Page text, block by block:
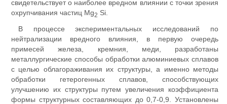
свидетельствует о наиболее вредном влиянии с точки зрения
охрупчивания частиц Mg2 Si.
В процессе экспериментальных исследований по
нейтрализации вредного влияния, в первую очередь
примесей железа, кремния, меди, разработаны
металлургические способы обработки алюминиевых сплавов
с целью облагораживания их структуры, а именно методы
обработки гетерогенных сплавов, способствующих
улучшению их структуры путем увеличения коэффициента
формы структурных составляющих до 0,7-0,9. Установлены